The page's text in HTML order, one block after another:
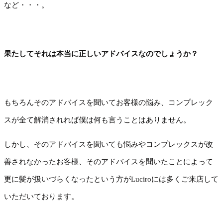
など・・・。
果たしてそれは本当に正しいアドバイスなのでしょうか？
もちろんそのアドバイスを聞いてお客様の悩み、コンプレック
スが全て解消されれば僕は何も言うことはありません。
しかし、そのアドバイスを聞いても悩みやコンプレックスが改
善されなかったお客様、そのアドバイスを聞いたことによって
更に髪が扱いづらくなったという方がLuciroには多くご来店して
いただいております。